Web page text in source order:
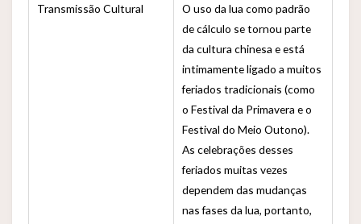
Transmissão Cultural
O uso da lua como padrão
de cálculo se tornou parte
da cultura chinesa e está
intimamente ligado a muitos
feriados tradicionais (como
o Festival da Primavera e o
Festival do Meio Outono).
As celebrações desses
feriados muitas vezes
dependem das mudanças
nas fases da lua, portanto,